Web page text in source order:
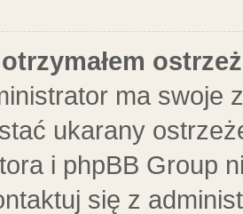
ma swoje
ukarany
i phpBB Group
się z